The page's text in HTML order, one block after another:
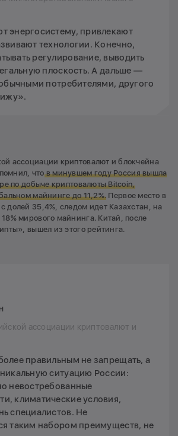
энергосистему, привлекают
технологии. Конечно,
регулирование, выводить
плоскость. А дальше —
потребителями, другого
ассоциации криптовалют и блокчейна
чтов минувшем году Россия вышла
по добыче криптовалюты Bitcoin,
майнинге до 11,2%. Первое место в
долей 35,4%, следом идет Казахстан, на
мирового майнинга. Китай, после
вышел из этого рейтинга.
ассоциации криптовалют и
правильным не запрещать, а
ситуацию России:
невостребованные
климатические условия,
специалистов. Не
таким набором преимуществ, не